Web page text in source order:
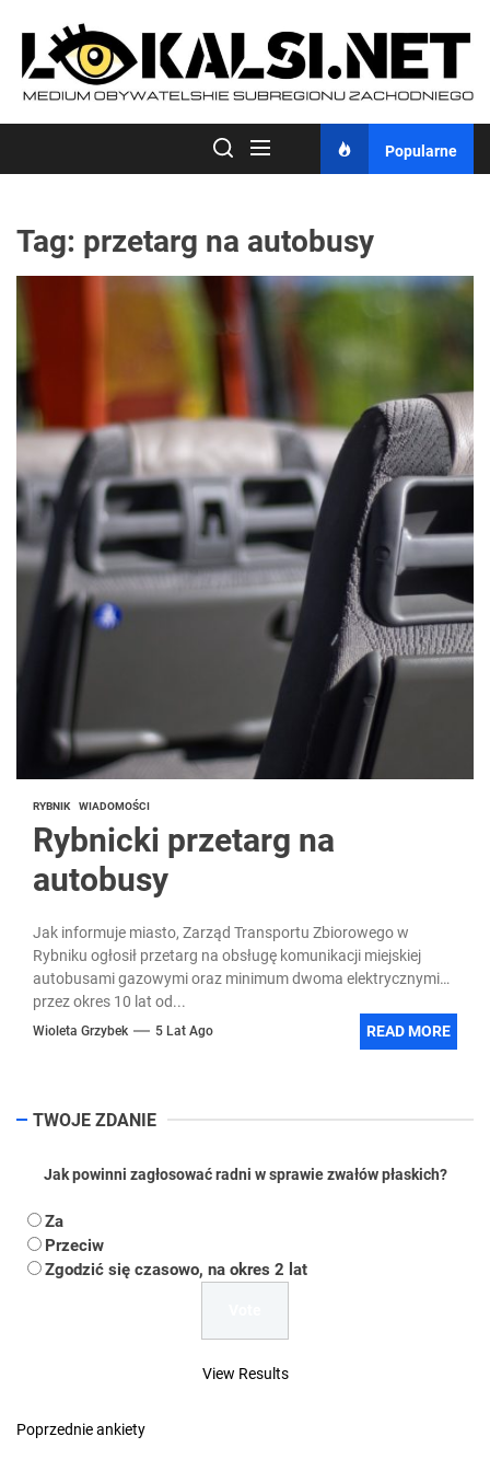
content
Popularne
Tag: przetarg na autobusy
RYBNIK WIADOMOŚCI
Rybnicki przetarg na
autobusy
Jak informuje miasto, Zarząd Transportu Zbiorowego w
Rybniku ogłosił przetarg na obsługę komunikacji miejskiej
autobusami gazowymi oraz minimum dwoma elektrycznymi
przez okres 10 lat od...
Wioleta Grzybek 5 Lat Ago READ MORE
TWOJE ZDANIE
Jak powinni zagłosować radni w sprawie zwałów płaskich?
Za
Przeciw
Zgodzić się czasowo, na okres 2 lat
View Results
Poprzednie ankiety